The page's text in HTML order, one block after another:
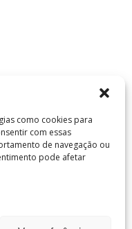
como cookies para
com essas
de navegação ou
pode afetar